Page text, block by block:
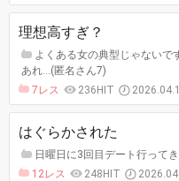
理想高すぎ？
よくある女の典型じゃないで
あれ…(匿名さん7)
7レス
236HIT
はぐらかされた
日曜日に3回目デート行って
12レス
248HIT